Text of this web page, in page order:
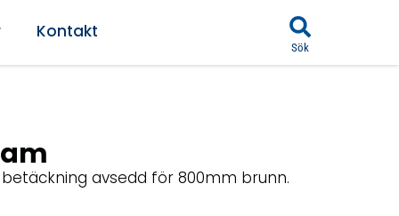
Kontakt
Sök
avsedd för 800mm brunn.